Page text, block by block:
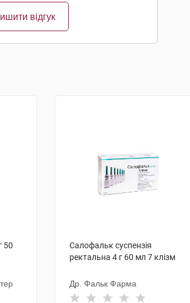
відгук
50
Салофальк суспензія
ректальна 4 г 60 мл 7 клізм
Др. Фальк Фарма